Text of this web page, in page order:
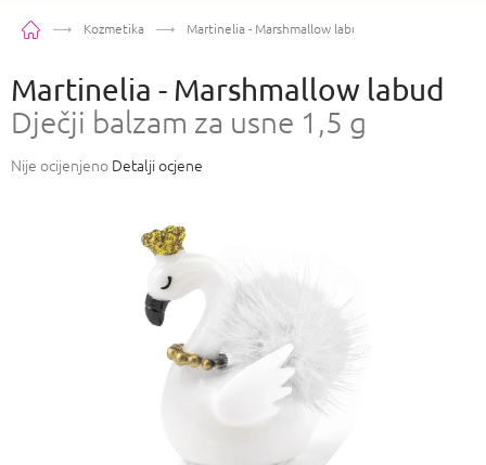
PočetnaKozmetika Martinelia - Marshmallow labud
Martinelia - Marshmallow labud
Dječji balzam za usne 1,5 g
Prosječna
Nije ocijenjeno Detalji ocjene